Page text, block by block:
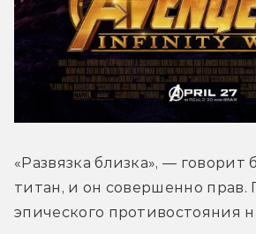
«Развязка близка», — говорит
титан, и он совершенно прав.
эпического противостояния